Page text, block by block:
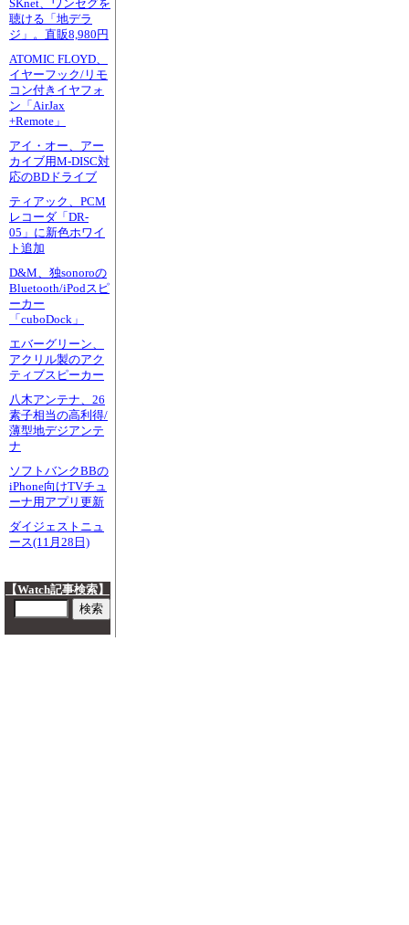
SKnet、ワンセグを
聴ける「地デラ
ジ」。直販8,980円
ATOMIC FLOYD、
イヤーフック/リモ
コン付きイヤフォ
ン「AirJax
+Remote」
アイ・オー、アー
カイブ用M-DISC対
応のBDドライブ
ティアック、PCM
レコーダ「DR-
05」に新色ホワイ
ト追加
D&M、独sonoroの
Bluetooth/iPodスピ
ーカー
「cuboDock」
エバーグリーン、
アクリル製のアク
ティブスピーカー
八木アンテナ、26
素子相当の高利得/
薄型地デジアンテ
ナ
ソフトバンクBBの
iPhone向けTVチュ
ーナ用アプリ更新
ダイジェストニュ
ース(11月28日)
【Watch記事検索】